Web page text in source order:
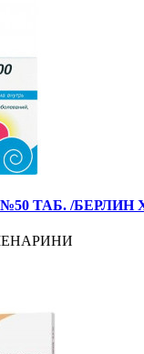
ТАБ. /БЕРЛИН